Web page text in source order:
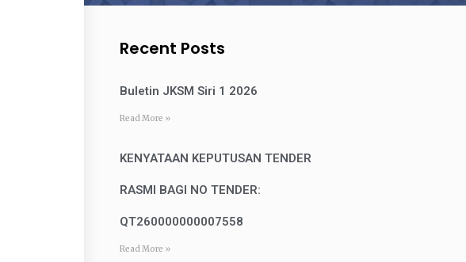
Recent Posts
Buletin JKSM Siri 1 2026
Read More »
KENYATAAN KEPUTUSAN TENDER
RASMI BAGI NO TENDER:
QT260000000007558
Read More »